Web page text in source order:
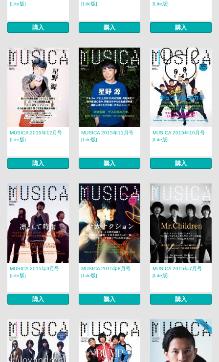
[Lite版]
購入
[Lite版]
購入
[Lite版]
購入
MUSICA 2015年12月号
[Lite版]
購入
MUSICA 2015年11月号
[Lite版]
購入
MUSICA 2015年10月号
[Lite版]
購入
MUSICA 2015年9月号
[Lite版]
購入
MUSICA 2015年8月号
[Lite版]
購入
MUSICA 2015年7月号
[Lite版]
購入